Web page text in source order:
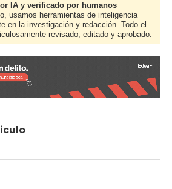
IA y verificado por humanos
usamos herramientas de inteligencia
en la investigación y redacción. Todo el
revisado, editado y aprobado.